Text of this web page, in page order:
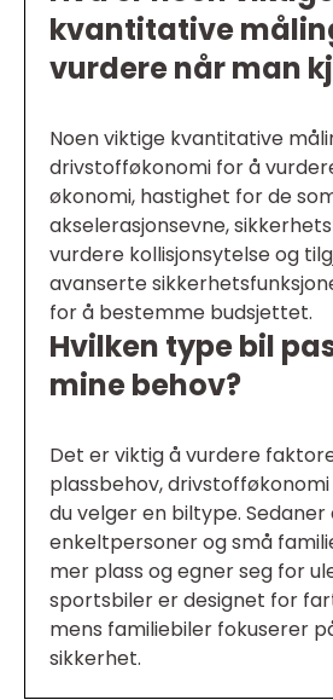
kvantitative
vurdere når man
Noen viktige kvantitative
drivstofføkonomi for å
økonomi, hastighet for de
akselerasjonsevne,
vurdere kollisjonsytelse og
avanserte
for å bestemme budsjettet.
Hvilken type bil
mine behov?
Det er viktig å vurdere
plassbehov,
du velger en biltype.
enkeltpersoner og små
mer plass og egner seg for
sportsbiler er designet for
mens familiebiler fokuserer
sikkerhet.